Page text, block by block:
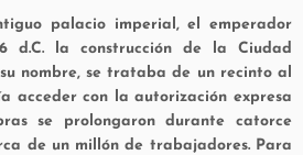
palacio imperial, el emperador
d.C. la construcción de la Ciudad
nombre, se trataba de un recinto al
acceder con la autorización expresa
se prolongaron durante catorce
de un millón de trabajadores. Para